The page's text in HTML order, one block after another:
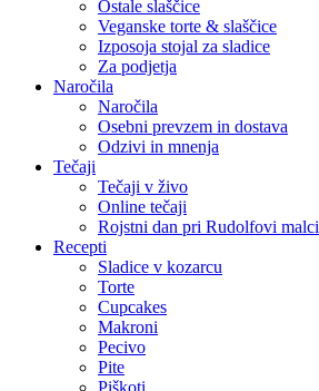
Ostale slaščice
Veganske torte & slaščice
Izposoja stojal za sladice
Za podjetja
Naročila
Naročila
Osebni prevzem in dostava
Odzivi in mnenja
Tečaji
Tečaji v živo
Online tečaji
Rojstni dan pri Rudolfovi malci
Recepti
Sladice v kozarcu
Torte
Cupcakes
Makroni
Pecivo
Pite